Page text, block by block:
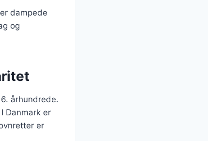
dampede
og
århundrede.
Danmark er
er